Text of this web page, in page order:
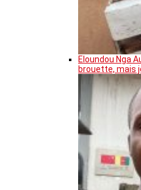
Eloundou Nga
brouette, mais